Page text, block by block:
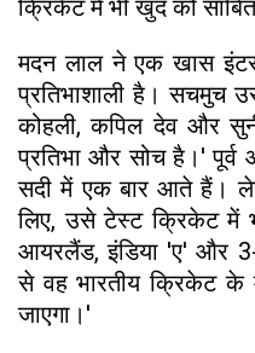
क्रिकेट में भी खुद को साबित
मदन लाल ने एक खास
प्रतिभाशाली है। सचमुच
कोहली, कपिल देव और
प्रतिभा और सोच है।'
सदी में एक बार आते हैं।
लिए, उसे टेस्ट क्रिकेट में
आयरलैंड, इंडिया 'ए' और
से वह भारतीय क्रिकेट
जाएगा।'